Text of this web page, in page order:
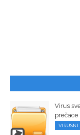
Virus
prečace
VIRUSNI